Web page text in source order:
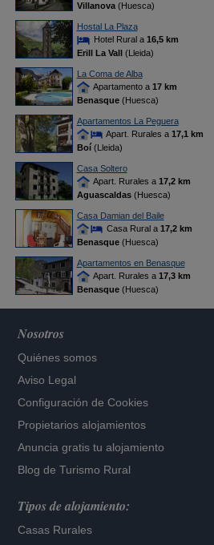
Villanova(Huesca)
Hostal La Plaza
Hotel Rural a 16,5 km
Erill La Vall(Lleida)
La Coma de Alba
Apartamento a 17 km
Benasque(Huesca)
Apartamentos La Peguera
Apart. Rurales a 17,1 km
Boí(Lleida)
Casa Soltero
Apart. Rurales a 17,2 km
Aguascaldas(Huesca)
Casa Damian del Baile
Casa Rural a 17,2 km
Benasque(Huesca)
Apartamentos en Benasque
Apart. Rurales a 17,3 km
Benasque(Huesca)
Nosotros
Quiénes somos
Aviso Legal
Configuración de Cookies
Propietarios alojamientos
Anuncia gratis tu alojamiento
Blog de Turismo Rural
Tipos de alojamiento:
Casas Rurales